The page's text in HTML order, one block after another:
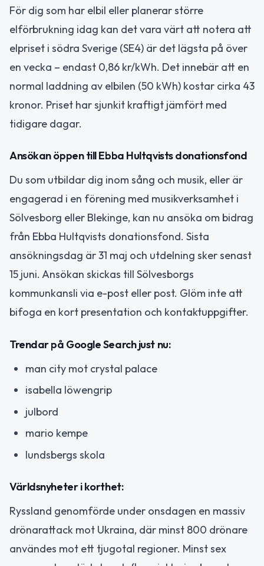
För dig som har elbil eller planerar större
elförbrukning idag kan det vara värt att notera att
elpriset i södra Sverige (SE4) är det lägsta på över
en vecka – endast 0,86 kr/kWh. Det innebär att en
normal laddning av elbilen (50 kWh) kostar cirka 43
kronor. Priset har sjunkit kraftigt jämfört med
tidigare dagar.
Ansökan öppen till Ebba Hultqvists donationsfond
Du som utbildar dig inom sång och musik, eller är
engagerad i en förening med musikverksamhet i
Sölvesborg eller Blekinge, kan nu ansöka om bidrag
från Ebba Hultqvists donationsfond. Sista
ansökningsdag är 31 maj och utdelning sker senast
15 juni. Ansökan skickas till Sölvesborgs
kommunkansli via e-post eller post. Glöm inte att
bifoga en kort presentation och kontaktuppgifter.
Trendar på Google Search just nu:
man city mot crystal palace
isabella löwengrip
julbord
mario kempe
lundsbergs skola
Världsnyheter i korthet:
Ryssland genomförde under onsdagen en massiv
drönarattack mot Ukraina, där minst 800 drönare
användes mot ett tjugotal regioner. Minst sex